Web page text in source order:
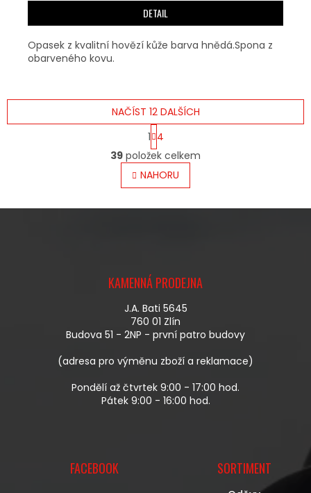
DETAIL
Opasek z kvalitní hovězí kůže barva hnědá.Spona z
obarveného kovu.
O
V
L
Á
V
K
Y
V
Ý
I
U
NAČÍST 12 DALŠÍCH
S
T
R
Á
N
K
V
1 4
39 položek celkem
NAHORU
KAMENNÁ PRODEJNA
J.A. Bati 5645
760 01 Zlín
Budova 51 - 2NP - první patro budovy
(adresa pro výměnu zboží a reklamace)
Pondělí až čtvrtek 9:00 - 17:00 hod.
Pátek 9:00 - 16:00 hod.
FACEBOOK SORTIMENT